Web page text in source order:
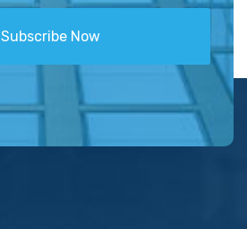
Subscribe Now